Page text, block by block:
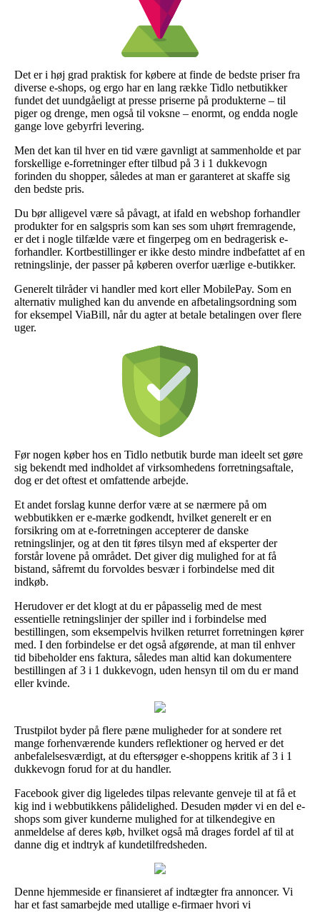
Det er i høj grad praktisk for købere at finde de bedste priser fra
diverse e-shops, og ergo har en lang række Tidlo netbutikker
fundet det uundgåeligt at presse priserne på produkterne – til
piger og drenge, men også til voksne – enormt, og endda nogle
gange love gebyrfri levering.
Men det kan til hver en tid være gavnligt at sammenholde et par
forskellige e-forretninger efter tilbud på 3 i 1 dukkevogn
forinden du shopper, således at man er garanteret at skaffe sig
den bedste pris.
Du bør alligevel være så påvagt, at ifald en webshop forhandler
produkter for en salgspris som kan ses som uhørt fremragende,
er det i nogle tilfælde være et fingerpeg om en bedragerisk e-
forhandler. Kortbestillinger er ikke desto mindre indbefattet af en
retningslinje, der passer på køberen overfor uærlige e-butikker.
Generelt tilråder vi handler med kort eller MobilePay. Som en
alternativ mulighed kan du anvende en afbetalingsordning som
for eksempel ViaBill, når du agter at betale betalingen over flere
uger.
Før nogen køber hos en Tidlo netbutik burde man ideelt set gøre
sig bekendt med indholdet af virksomhedens forretningsaftale,
dog er det oftest et omfattende arbejde.
Et andet forslag kunne derfor være at se nærmere på om
webbutikken er e-mærke godkendt, hvilket generelt er en
forsikring om at e-forretningen accepterer de danske
retningslinjer, og at den tit føres tilsyn med af eksperter der
forstår lovene på området. Det giver dig mulighed for at få
bistand, såfremt du forvoldes besvær i forbindelse med dit
indkøb.
Herudover er det klogt at du er påpasselig med de mest
essentielle retningslinjer der spiller ind i forbindelse med
bestillingen, som eksempelvis hvilken returret forretningen kører
med. I den forbindelse er det også afgørende, at man til enhver
tid bibeholder ens faktura, således man altid kan dokumentere
bestillingen af 3 i 1 dukkevogn, uden hensyn til om du er mand
eller kvinde.
Trustpilot byder på flere pæne muligheder for at sondere ret
mange forhenværende kunders reflektioner og herved er det
anbefalelsesværdigt, at du eftersøger e-shoppens kritik af 3 i 1
dukkevogn forud for at du handler.
Facebook giver dig ligeledes tilpas relevante genveje til at få et
kig ind i webbutikkens pålidelighed. Desuden møder vi en del e-
shops som giver kunderne mulighed for at tilkendegive en
anmeldelse af deres køb, hvilket også må drages fordel af til at
danne dig et indtryk af kundetilfredsheden.
Denne hjemmeside er finansieret af indtægter fra annoncer. Vi
har et fast samarbejde med utallige e-firmaer hvori vi